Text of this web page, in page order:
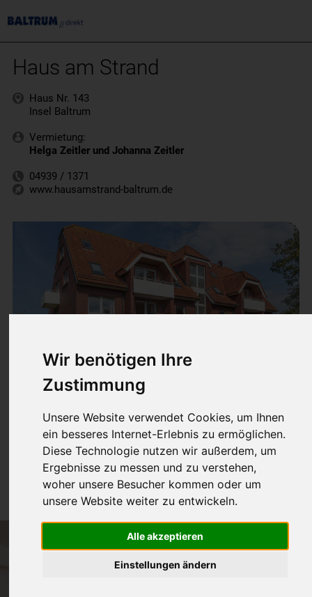
Wir benötigen Ihre
Zustimmung
Unsere Website verwendet Cookies, um Ihnen
ein besseres Internet-Erlebnis zu ermöglichen.
Diese Technologie nutzen wir außerdem, um
Ergebnisse zu messen und zu verstehen,
woher unsere Besucher kommen oder um
unsere Website weiter zu entwickeln.
Alle akzeptieren
Einstellungen ändern
Haus am Strand
Haus Nr. 143
Insel Baltrum
Vermietung:
Helga Zeitler und Johanna Zeitler
04939 / 1371
www.hausamstrand-baltrum.de
Nr. 9 (im
Gartenparterre)
35m² für 1-2 Pers.